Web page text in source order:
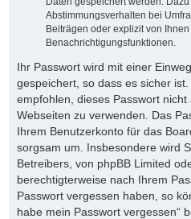
Abstimmungsverhalten bei
Beiträgen oder explizit von
Benachrichtigungsfunktionen.
Ihr Passwort wird mit einer
gespeichert, so dass es sicher
empfohlen, dieses Passwort
Webseiten zu verwenden. Das
Ihrem Benutzerkonto für das
sorgsam um. Insbesondere wird
Betreibers, von phpBB Limited
berechtigterweise nach Ihrem
Passwort vergessen haben, so
habe mein Passwort vergessen“